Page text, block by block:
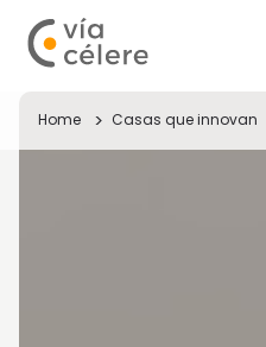
Home Casas que innovan